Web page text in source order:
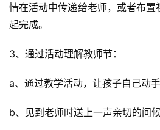
情在活动中传递给老师，或者布
起完成。
3、通过活动理解教师节：
a、通过教学活动，让孩子自己动
b、见到老师时送上一声亲切的问候